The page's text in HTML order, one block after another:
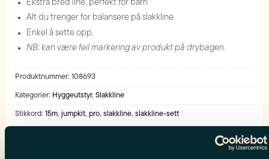
Ekstra bred line, perfekt for barn
Alt du trenger for balansere på slakkline
Enkel å sette opp.
NB: kan være feil markering av produkt på drybagen.
Produktnummer: 108693
Kategorier: Hyggeutstyr, Slakkline
Stikkord: 15m, jumpkit, pro, slakkline, slakkline-sett